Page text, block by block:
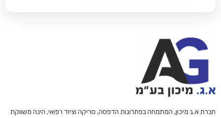
חברת א.ג מיכון, המתמחה בפתרונות הדפסה, סריקה וציוד רפואי, הינה משווקת